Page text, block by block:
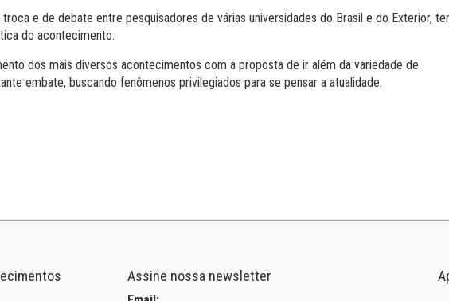
e de debate entre pesquisadores de várias universidades do Brasil e do Exterior,
do acontecimento.
dos mais diversos acontecimentos com a proposta de ir além da variedade de
embate, buscando fenômenos privilegiados para se pensar a atualidade.
Assine nossa newsletter